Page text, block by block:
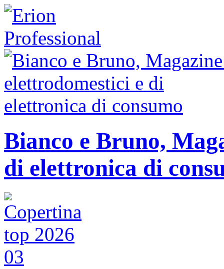
Bianco e Bruno,
di elettronica di